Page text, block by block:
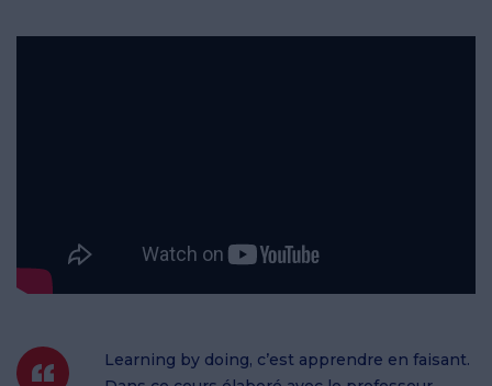
Learning by doing, c’est apprendre en faisant.